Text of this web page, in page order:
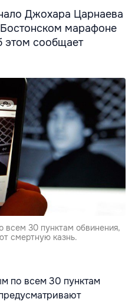
Джохара Царнаева
марафоне
этом сообщает
всем 30 пунктам обвинения,
смертную казнь.
по всем 30 пунктам